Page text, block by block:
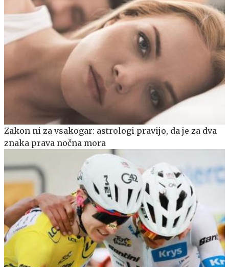
Zakon ni za vsakogar: astrologi pravijo, da je za dva
znaka prava nočna mora